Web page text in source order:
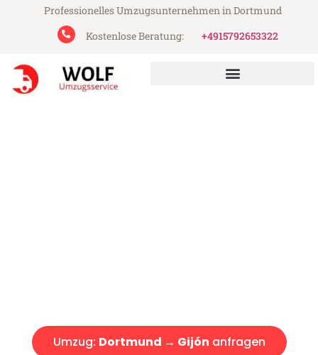
Professionelles Umzugsunternehmen in Dortmund
Kostenlose Beratung:
+4915792653322
Umzug: Dortmund → Gijón anfragen